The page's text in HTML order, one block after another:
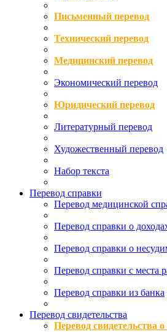
Письменный перевод
Технический перевод
Медицинский перевод
Экономический перевод
Юридический перевод
Литературный перевод
Художественный перевод
Набор текста
Перевод справки
Перевод медицинской
Перевод справки о
Перевод справки о
Перевод справки с места
Перевод справки из банка
Перевод свидетельства
Перевод свидетельства о